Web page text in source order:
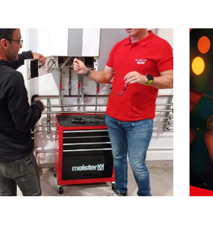
Festa Major de Golmés